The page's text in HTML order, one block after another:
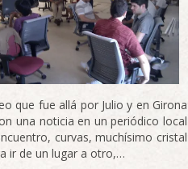
que fue allá por Julio y en Girona
una noticia en un periódico local
curvas, muchísimo cristal
ir de un lugar a otro,…